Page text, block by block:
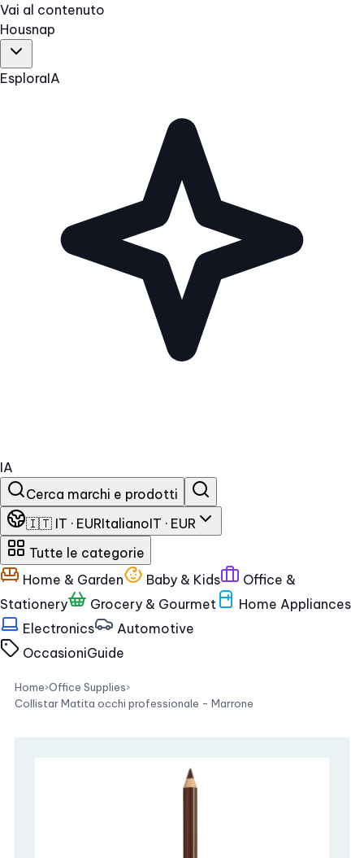
Vai al contenuto
Housnap
EsploraIA
IA
Cerca marchi e prodotti
🇮🇹 IT · EURItalianoIT · EUR
Tutte le categorie
Home & Garden
Baby & Kids
Office &
Stationery
Grocery & Gourmet
Home Appliances
Electronics
Automotive
OccasioniGuide
Home›Office Supplies›
Collistar Matita occhi professionale - Marrone